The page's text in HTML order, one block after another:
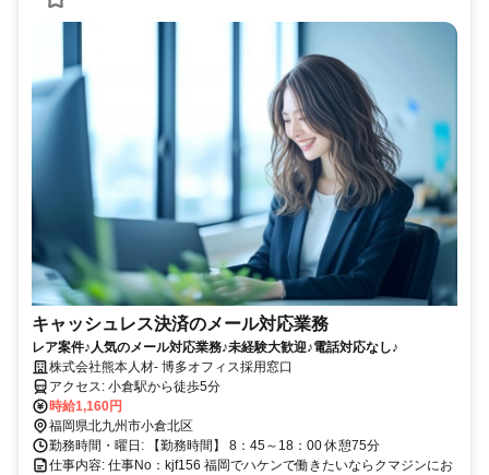
キャッシュレス決済のメール対応業務
レア案件♪人気のメール対応業務♪未経験大歓迎♪電話対応なし♪
株式会社熊本人材- 博多オフィス採用窓口
アクセス: 小倉駅から徒歩5分
時給1,160円
福岡県北九州市小倉北区
勤務時間・曜日: 【勤務時間】 8：45～18：00 休憩75分
仕事内容: 仕事No：kjf156 福岡でハケンで働きたいならクマジンにお